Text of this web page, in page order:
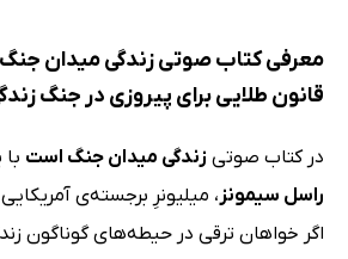
معرفی کتاب صوتی زندگی میدان
قانون طلایی برای پیروزی در جنگ
در کتاب صوتی زندگی میدان جنگ است
راسل سیمونز، میلیونرِ برجسته‌ی
اگر خواهان ترقی در حیطه‌های گوناگون